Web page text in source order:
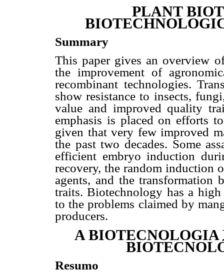
PLANT
Summary
This paper gives an overview
the improvement of
recombinant technologies.
show resistance to insects,
value and improved quality
emphasis is placed on efforts
given that very few improved
the past two decades. Some
efficient embryo induction
recovery, the random induction
agents, and the transformation
traits. Biotechnology has a
to the problems claimed by
producers.
A BIOTECNOLOGIA
Resumo